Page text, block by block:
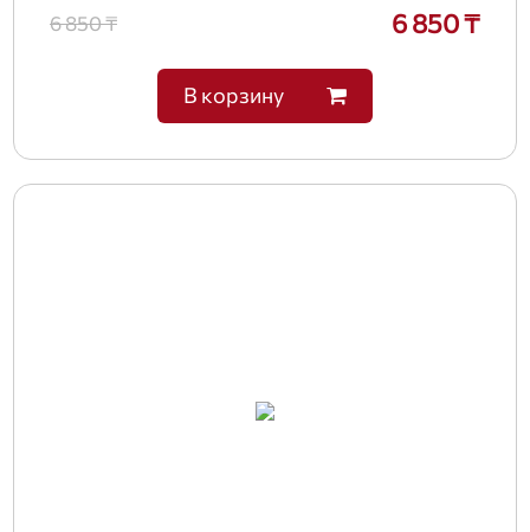
6 850 ₸ 6 850 ₸
В корзину